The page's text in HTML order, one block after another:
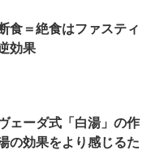
食＝絶食はファスティ
効果
ェーダ式「白湯」の作
の効果をより感じるた